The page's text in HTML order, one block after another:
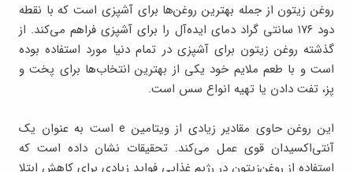
روغن زیتون از جمله بهترین روغن‌ها برای آشپزی است که با نقطه
دود ۱۷۶ سانتی گراد دمای ایده‌آل را برای آشپزی فراهم می‌کند. از
گذشته روغن زیتون برای آشپزی در تمام دنیا مورد استفاده بوده
است و با طعم ملایم خود یکی از بهترین انتخاب‌ها برای پخت و
پز، تفت دادن یا تهیه انواع سس است.
این روغن حاوی مقادیر زیادی از ویتامین e است به عنوان یک
آنتی‌اکسیدان قوی عمل می‌کند. تحقیقات نشان داده است که